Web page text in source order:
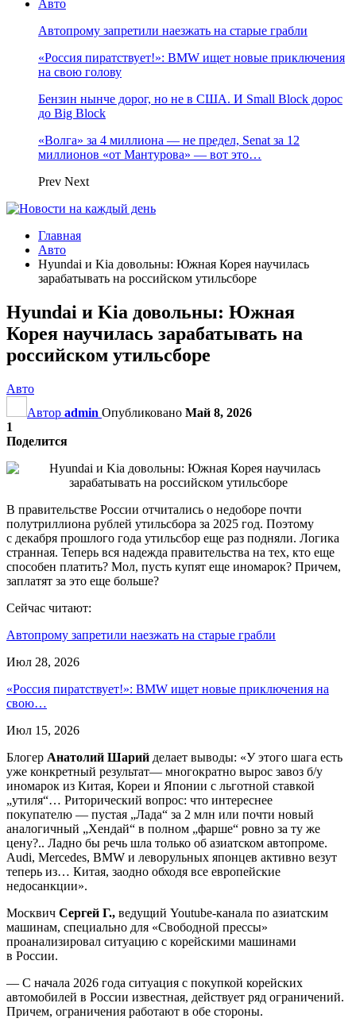
Авто
Автопрому запретили наезжать на старые грабли
«Россия пиратствует!»: BMW ищет новые приключения
на свою голову
Бензин нынче дорог, но не в США. И Small Block дорос
до Big Block
«Волга» за 4 миллиона — не предел, Senat за 12
миллионов «от Мантурова» — вот это…
Prev Next
Главная
Авто
Hyundai и Kia довольны: Южная Корея научилась
зарабатывать на российском утильсборе
Hyundai и Kia довольны: Южная
Корея научилась зарабатывать на
российском утильсборе
Авто
Автор admin Опубликовано Май 8, 2026
1
Поделится
В правительстве России отчитались о недоборе почти
полутриллиона рублей утильсбора за 2025 год. Поэтому
с декабря прошлого года утильсбор еще раз подняли. Логика
странная. Теперь вся надежда правительства на тех, кто еще
способен платить? Мол, пусть купят еще иномарок? Причем,
заплатят за это еще больше?
Сейчас читают:
Автопрому запретили наезжать на старые грабли
Июл 28, 2026
«Россия пиратствует!»: BMW ищет новые приключения на
свою…
Июл 15, 2026
Блогер Анатолий Шарий делает выводы: «У этого шага есть
уже конкретный результат— многократно вырос завоз б/у
иномарок из Китая, Кореи и Японии с льготной ставкой
„утиля“… Риторический вопрос: что интереснее
покупателю — пустая „Лада“ за 2 млн или почти новый
аналогичный „Хендай“ в полном „фарше“ ровно за ту же
цену?.. Ладно бы речь шла только об азиатском автопроме.
Audi, Mercedes, BMW и леворульных японцев активно везут
теперь из… Китая, заодно обходя все европейские
недосанкции».
Москвич Сергей Г., ведущий Youtube-канала по азиатским
машинам, специально для «Свободной прессы»
проанализировал ситуацию с корейскими машинами
в России.
— С начала 2026 года ситуация с покупкой корейских
автомобилей в России известная, действует ряд ограничений.
Причем, ограничения работают в обе стороны.